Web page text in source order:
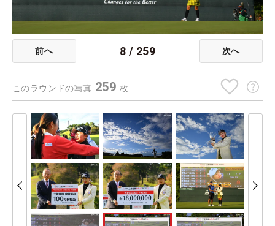
前へ 8 / 259 次へ
このラウンドの写真 259 枚